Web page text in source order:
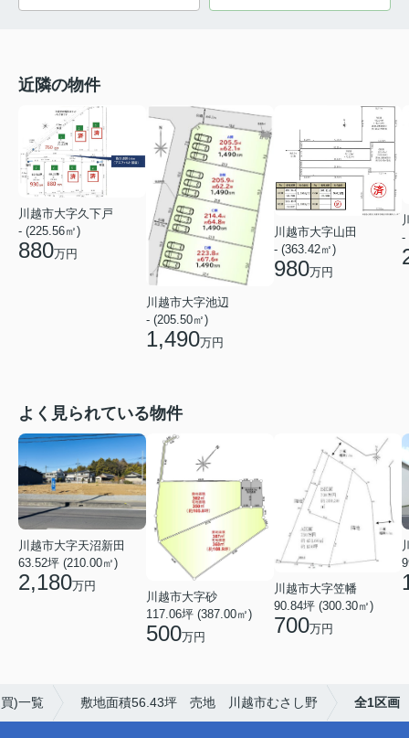
近隣の物件
川越市大字久下戸
- (225.56㎡)
880万円
川越市大字池辺
- (205.50㎡)
1,490万円
川越市大字山田
- (363.42㎡)
980万円
-
よく見られている物件
川越市大字天沼新田
63.52坪 (210.00㎡)
2,180万円
川越市大字砂
117.06坪 (387.00㎡)
500万円
川越市大字笠幡
90.84坪 (300.30㎡)
700万円
)一覧 敷地面積56.43坪 売地 川越市むさし野 全1区画